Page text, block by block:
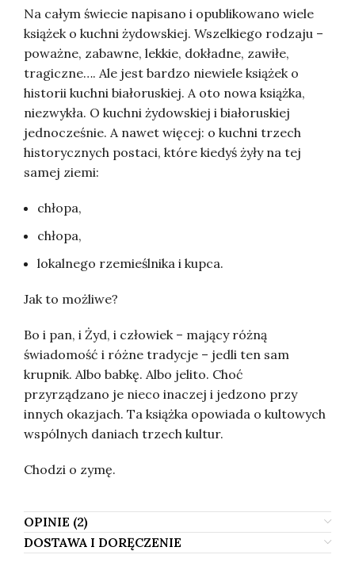
Na całym świecie napisano i opublikowano wiele
książek o kuchni żydowskiej. Wszelkiego rodzaju –
poważne, zabawne, lekkie, dokładne, zawiłe,
tragiczne…. Ale jest bardzo niewiele książek o
historii kuchni białoruskiej. A oto nowa książka,
niezwykła. O kuchni żydowskiej i białoruskiej
jednocześnie. A nawet więcej: o kuchni trzech
historycznych postaci, które kiedyś żyły na tej
samej ziemi:
chłopa,
chłopa,
lokalnego rzemieślnika i kupca.
Jak to możliwe?
Bo i pan, i Żyd, i człowiek – mający różną
świadomość i różne tradycje – jedli ten sam
krupnik. Albo babkę. Albo jelito. Choć
przyrządzano je nieco inaczej i jedzono przy
innych okazjach. Ta książka opowiada o kultowych
wspólnych daniach trzech kultur.
Chodzi o zymę.
OPINIE (2)
DOSTAWA I DORĘCZENIE